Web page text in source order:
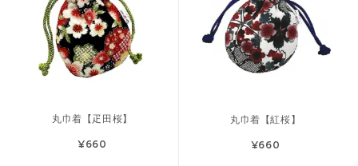
丸巾着【疋田桜】
¥660
丸巾着【紅桜】
¥660